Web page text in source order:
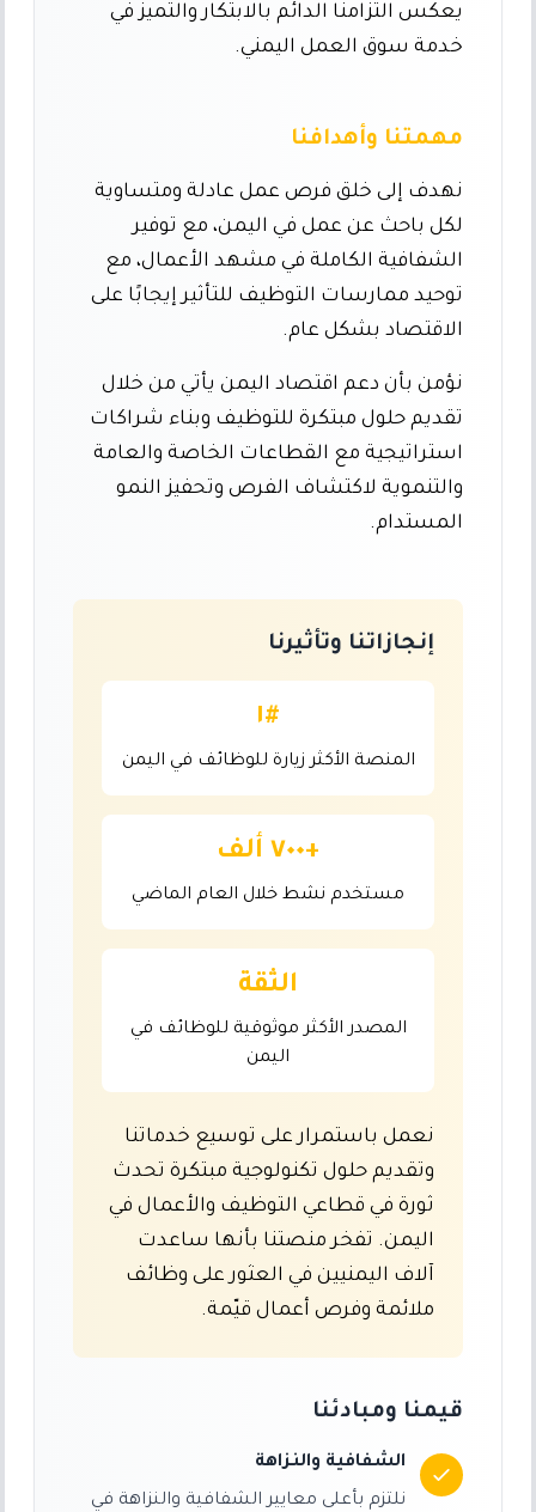
يعكس التزامنا الدائم بالابتكار والتميز في
خدمة سوق العمل اليمني.
مهمتنا وأهدافنا
نهدف إلى خلق فرص عمل عادلة ومتساوية
لكل باحث عن عمل في اليمن، مع توفير
الشفافية الكاملة في مشهد الأعمال، مع
توحيد ممارسات التوظيف للتأثير إيجابًا على
الاقتصاد بشكل عام.
نؤمن بأن دعم اقتصاد اليمن يأتي من خلال
تقديم حلول مبتكرة للتوظيف وبناء شراكات
استراتيجية مع القطاعات الخاصة والعامة
والتنموية لاكتشاف الفرص وتحفيز النمو
المستدام.
إنجازاتنا وتأثيرنا
#١
المنصة الأكثر زيارة للوظائف في اليمن
+٧٠٠ ألف
مستخدم نشط خلال العام الماضي
الثقة
المصدر الأكثر موثوقية للوظائف في
اليمن
نعمل باستمرار على توسيع خدماتنا
وتقديم حلول تكنولوجية مبتكرة تحدث
ثورة في قطاعي التوظيف والأعمال في
اليمن. تفخر منصتنا بأنها ساعدت
آلاف اليمنيين في العثور على وظائف
ملائمة وفرص أعمال قيّمة.
قيمنا ومبادئنا
الشفافية والنزاهة
نلتزم بأعلى معايير الشفافية والنزاهة في